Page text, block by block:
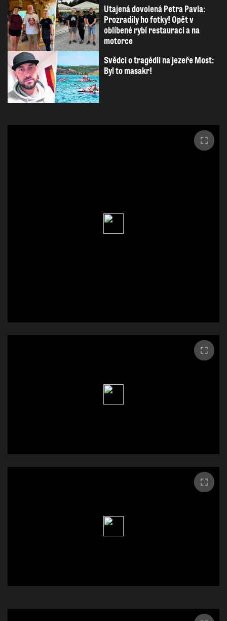
Utajená dovolená Petra Pavla:
Prozradily ho fotky! Opět v
oblíbené rybí restauraci a na
motorce
Svědci o tragédii na jezeře Most:
Byl to masakr!